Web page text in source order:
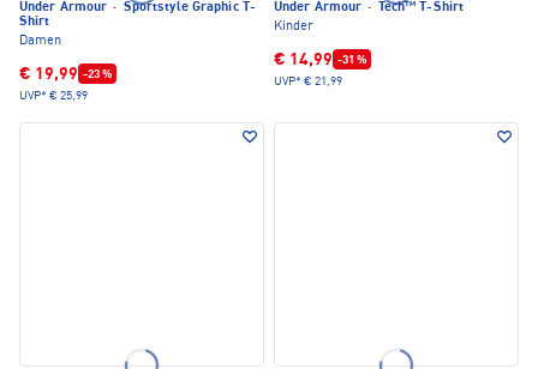
Under Armour · Sportstyle Graphic T-
Shirt
Damen
€ 19,99 -23 %
UVP* € 25,99
Under Armour ·
Tech™ T-Shirt
Kinder
€ 14,99 -31 %
UVP* € 21,99